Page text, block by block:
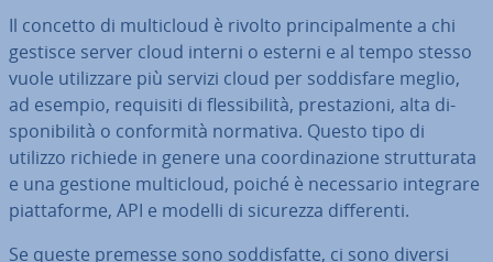
Il concetto di mul­ti­cloud è rivolto prin­ci­pal­men­te a chi
gestisce server cloud interni o esterni e al tempo stesso
vuole uti­liz­za­re più servizi cloud per sod­di­sfa­re meglio,
ad esempio, requisiti di fles­si­bi­li­tà, pre­sta­zio­ni, alta di­
spo­ni­bi­li­tà o con­for­mi­tà normativa. Questo tipo di
utilizzo richiede in genere una coor­di­na­zio­ne strut­tu­ra­ta
e una gestione mul­ti­cloud, poiché è ne­ces­sa­rio integrare
piat­ta­for­me, API e modelli di sicurezza dif­fe­ren­ti.
Se queste premesse sono sod­di­sfat­te, ci sono diversi